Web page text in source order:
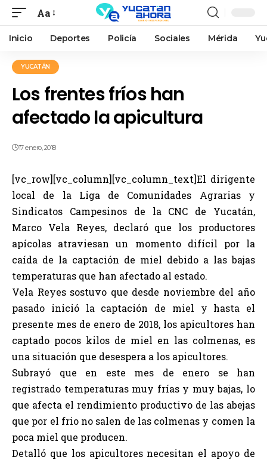
Aa
Inicio Deportes Policía Sociales Mérida
YUCATÁN
Los frentes fríos han
afectado la apicultura
17 enero, 2018
[vc_row][vc_column][vc_column_text]El dirigente
local de la Liga de Comunidades Agrarias y
Sindicatos Campesinos de la CNC de Yucatán,
Marco Vela Reyes, declaró que los productores
apícolas atraviesan un momento difícil por la
caída de la captación de miel debido a las bajas
temperaturas que han afectado al estado.
Vela Reyes sostuvo que desde noviembre del año
pasado inició la captación de miel y hasta el
presente mes de enero de 2018, los apicultores han
captado pocos kilos de miel en las colmenas, es
una situación que desespera a los apicultores.
Subrayó que en este mes de enero se han
registrado temperaturas muy frías y muy bajas, lo
que afecta el rendimiento productivo de las abejas
que por el frio no salen de las colmenas y comen la
poca miel que producen.
Detalló que los apicultores necesitan el apoyo de